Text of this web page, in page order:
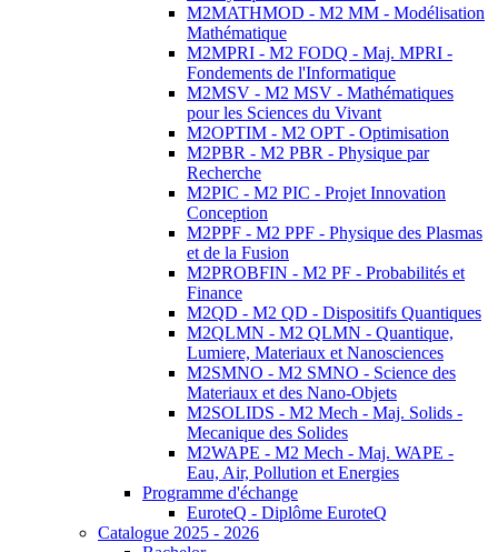
M2MATHMOD - M2 MM - Modélisation
Mathématique
M2MPRI - M2 FODQ - Maj. MPRI -
Fondements de l'Informatique
M2MSV - M2 MSV - Mathématiques
pour les Sciences du Vivant
M2OPTIM - M2 OPT - Optimisation
M2PBR - M2 PBR - Physique par
Recherche
M2PIC - M2 PIC - Projet Innovation
Conception
M2PPF - M2 PPF - Physique des Plasmas
et de la Fusion
M2PROBFIN - M2 PF - Probabilités et
Finance
M2QD - M2 QD - Dispositifs Quantiques
M2QLMN - M2 QLMN - Quantique,
Lumiere, Materiaux et Nanosciences
M2SMNO - M2 SMNO - Science des
Materiaux et des Nano-Objets
M2SOLIDS - M2 Mech - Maj. Solids -
Mecanique des Solides
M2WAPE - M2 Mech - Maj. WAPE -
Eau, Air, Pollution et Energies
Programme d'échange
EuroteQ - Diplôme EuroteQ
Catalogue 2025 - 2026